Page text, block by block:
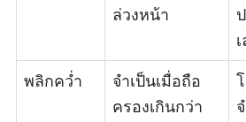
ล่วงหน้า
พลิกคว่ำ
จำเป็นเมื่อถือ
ครองเกินกว่า